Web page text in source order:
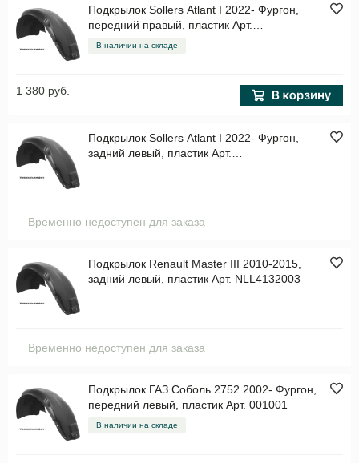
Подкрылок Sollers Atlant I 2022- Фургон,
передний правый, пластик Арт.
TOTEMAN045412
В наличии на складе
1 380 руб.
Подкрылок Sollers Atlant I 2022- Фургон,
задний левый, пластик Арт.
Временно недоступен для заказа
Подкрылок Renault Master III 2010-2015,
задний левый, пластик Арт. NLL4132003
Временно недоступен для заказа
Подкрылок ГАЗ Соболь 2752 2002- Фургон,
передний левый, пластик Арт. 001001
В наличии на складе